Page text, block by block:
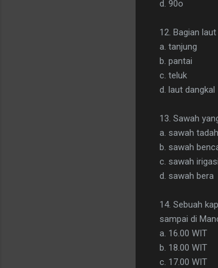
d. 90o
12. Bagian
a. tanjung
b. pantai
c. teluk
d. laut dangkal
13. Sawah
a. sawah
b. sawah
c. sawah irigasi
d. sawah bera
14. Sebuah
sampai di
a. 16.00 WIT
b. 18.00 WIT
c. 17.00 WIT